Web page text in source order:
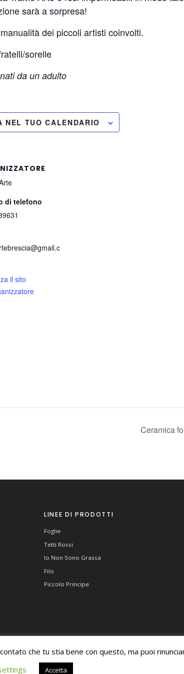
sarà a sorpresa!
dei piccoli artisti coinvolti.
sorelle
da un adulto
NEL TUO CALENDARIO
di telefono
il sito
Ceramica
LINEE DI PRODOTTI
Foglie
Tetti Rossi
Io Non Sono Grassa
Filo
Piccolo Principe
che tu stia bene con questo, ma puoi
Accetta